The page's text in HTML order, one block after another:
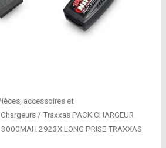
accessoires et
/ Traxxas PACK CHARGEUR
2923X LONG PRISE TRAXXAS